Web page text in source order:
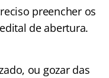
preencher os
de abertura.
ou gozar das